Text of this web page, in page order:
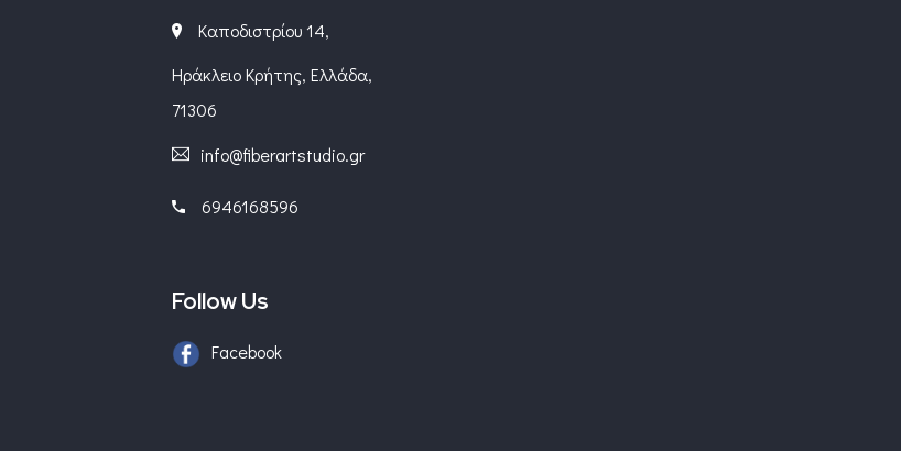
Καποδιστρίου 14,
Ηράκλειο Κρήτης, Ελλάδα,
71306
info@fiberartstudio.gr
6946168596
Follow Us
Facebook